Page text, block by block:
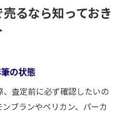
るなら知っておき
の状態
査定前に必ず確認したいの
ブランやペリカン、パーカ